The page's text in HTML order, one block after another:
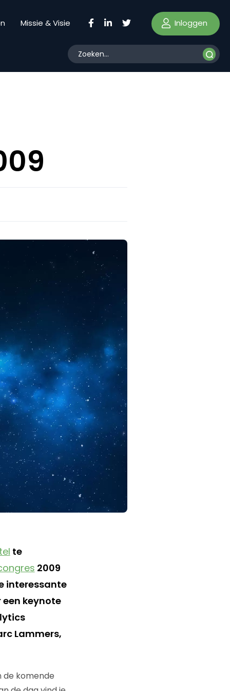
Missie & Visie Inloggen
te
2009
interessante
keynote
Lammers,
de komende